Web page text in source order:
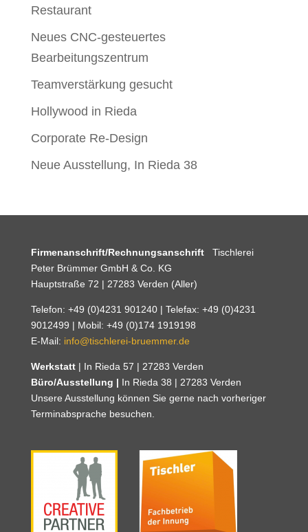
Restaurant
Neues CNC-gesteuertes
Bearbeitungszentrum
Teamverstärkung gesucht
Hollywood in Rieda
Corporate Re-Design
Neue Ausstellung, In Rieda 38
Firmenanschrift/Rechnungsanschrift Tischlerei
Peter Brümmer GmbH & Co. KG
Hauptstraße 72 | 27283 Verden (Aller)
Telefon: +49 (0)4231 901240 | Telefax: +49 (0)4231
9012499 | Mobil: +49 (0)174 1919198
E-Mail: info@tischlerei-bruemmer.de
Werkstatt| In Rieda 57 | 27283 Verden
Büro/Ausstellung | In Rieda 38 | 27283 Verden
Unsere Ausstellung können Sie gerne nach vorheriger
Terminabsprache besuchen.